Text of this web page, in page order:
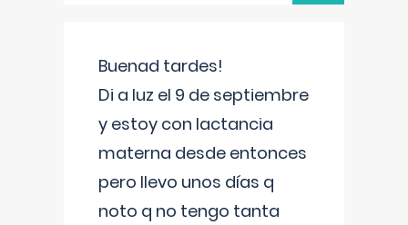
Buenad tardes!
Di a luz el 9 de septiembre
y estoy con lactancia
materna desde entonces
pero llevo unos días q
noto q no tengo tanta